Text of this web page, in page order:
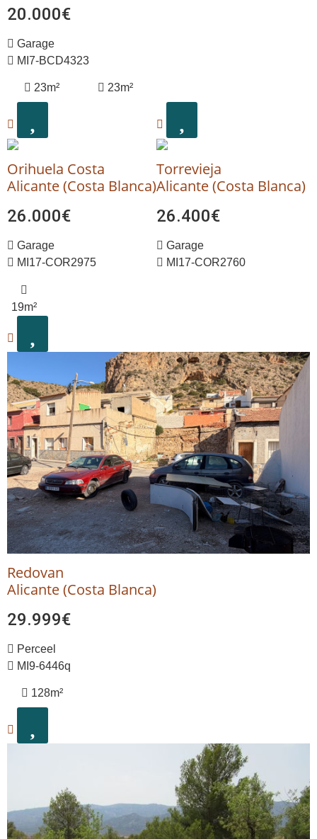
20.000€
Garage
MI7-BCD4323
23m² 23m²
Orihuela Costa
Alicante (Costa Blanca)
26.000€
Garage
MI17-COR2975
19m²
Torrevieja
Alicante (Costa Blanca)
26.400€
Garage
MI17-COR2760
Redovan
Alicante (Costa Blanca)
29.999€
Perceel
MI9-6446q
128m²